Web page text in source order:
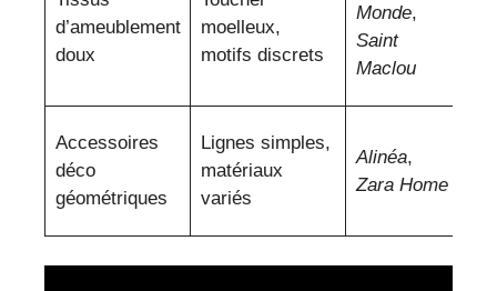
d’ameublement
doux
moelleux,
motifs discrets
Monde,
Saint
Maclou
Accessoires
déco
géométriques
Lignes simples,
matériaux
variés
Alinéa,
Zara Home